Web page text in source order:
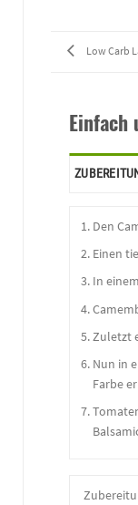
Low Carb
Einfach
Den
Einen
In
Zuletzt
Nun in
Farbe